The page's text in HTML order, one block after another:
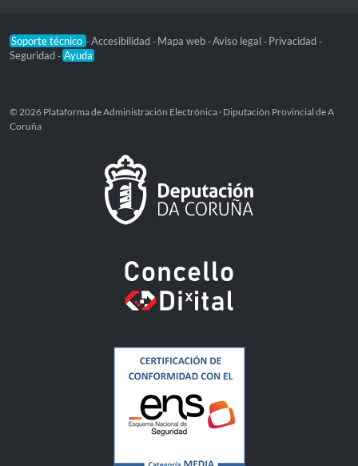
Soporte técnico -Accesibilidad - Mapa web -Aviso legal - Privacidad -
Seguridad - Ayuda
© 2026 Plataforma de Administración Electrónica · Diputación Provincial de A
Coruña